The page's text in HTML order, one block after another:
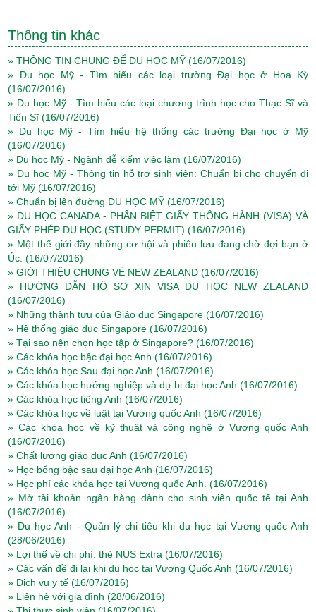
Thông tin khác
» THÔNG TIN CHUNG ĐỂ DU HỌC MỸ (16/07/2016)
» Du học Mỹ - Tìm hiểu các loại trường Đại học ở Hoa Kỳ
(16/07/2016)
» Du học Mỹ - Tìm hiểu các loại chương trình học cho Thạc Sĩ và
Tiến Sĩ (16/07/2016)
» Du học Mỹ - Tìm hiểu hệ thống các trường Đại học ở Mỹ
(16/07/2016)
» Du học Mỹ - Ngành dễ kiếm việc làm (16/07/2016)
» Du học Mỹ - Thông tin hỗ trợ sinh viên: Chuẩn bị cho chuyến đi
tới Mỹ (16/07/2016)
» Chuẩn bị lên đường DU HỌC MỸ (16/07/2016)
» DU HỌC CANADA - PHÂN BIỆT GIẤY THÔNG HÀNH (VISA) VÀ
GIẤY PHÉP DU HỌC (STUDY PERMIT) (16/07/2016)
» Một thế giới đầy những cơ hội và phiêu lưu đang chờ đợi bạn ở
Úc. (16/07/2016)
» GIỚI THIỆU CHUNG VỀ NEW ZEALAND (16/07/2016)
» HƯỚNG DẪN HỒ SƠ XIN VISA DU HỌC NEW ZEALAND
(16/07/2016)
» Những thành tựu của Giáo dục Singapore (16/07/2016)
» Hệ thống giáo dục Singapore (16/07/2016)
» Tại sao nên chọn học tập ở Singapore? (16/07/2016)
» Các khóa học bậc đại học Anh (16/07/2016)
» Các khóa học Sau đại học Anh (16/07/2016)
» Các khóa học hướng nghiệp và dự bị đại học Anh (16/07/2016)
» Các khóa học tiếng Anh (16/07/2016)
» Các khóa học về luật tại Vương quốc Anh (16/07/2016)
»Các khóa học về kỹ thuật và công nghệ ở Vương quốc Anh
(16/07/2016)
» Chất lượng giáo dục Anh (16/07/2016)
» Học bổng bậc sau đại học Anh (16/07/2016)
» Học phí các khóa học tại Vương quốc Anh. (16/07/2016)
» Mở tài khoản ngân hàng dành cho sinh viên quốc tế tại Anh
(16/07/2016)
» Du học Anh - Quản lý chi tiêu khi du học tại Vương quốc Anh
(28/06/2016)
» Lợi thế về chi phí: thẻ NUS Extra (16/07/2016)
» Các vấn đề đi lại khi du học tại Vương Quốc Anh (16/07/2016)
» Dịch vụ y tế (16/07/2016)
» Liên hệ với gia đình (28/06/2016)